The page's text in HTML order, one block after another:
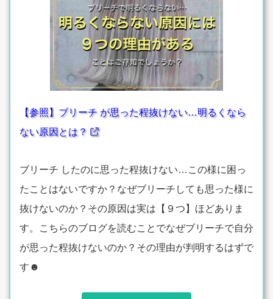
【参照】ブリーチ が思った程抜けない…明るくなら
ない原因とは？
ブリーチ したのに思った程抜けない…この様に困っ
たことはないですか？なぜブリーチしても思った様に
抜けないのか？その原因は実は【９つ】ほどありま
す。こちらのブログを読むことでなぜブリーチで自分
が思った程抜けないのか？その理由が判明するはずで
す☻